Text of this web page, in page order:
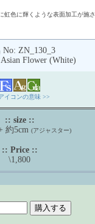
色に輝くような表面加工が施
No: ZN_130_3
Flower (White)
イコンの意味 >>
:: size ::
約5cm (アジャスター)
:: Price ::
\1,800